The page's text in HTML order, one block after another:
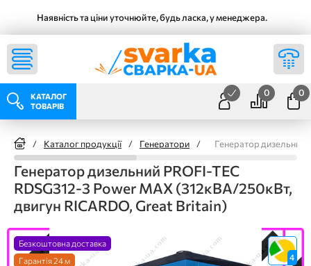
Наявність та ціни уточнюйте, будь ласка, у менеджера.
КАТАЛОГ
ТОВАРІВ
0 0
/ Каталог продукції / Генератори / Генератор дизельний
Генератор дизельний PROFI-TEC
RDSG312-3 Power MAX (312кВА/250кВт,
двигун RICARDO, Great Britain)
Безкоштовна доставка
Гарантія 24 м
4